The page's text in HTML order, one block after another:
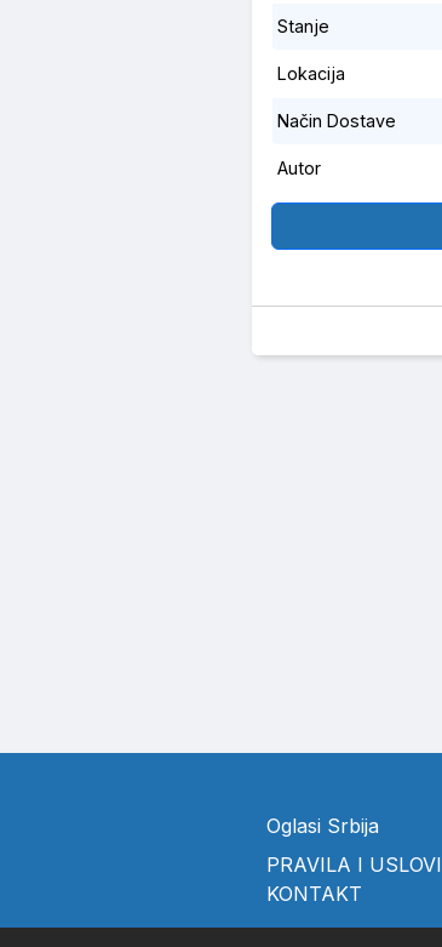
Stanje
Lokacija
Način Dostave
Autor
Oglasi Srbija
PRAVILA I USLOVI
KONTAKT